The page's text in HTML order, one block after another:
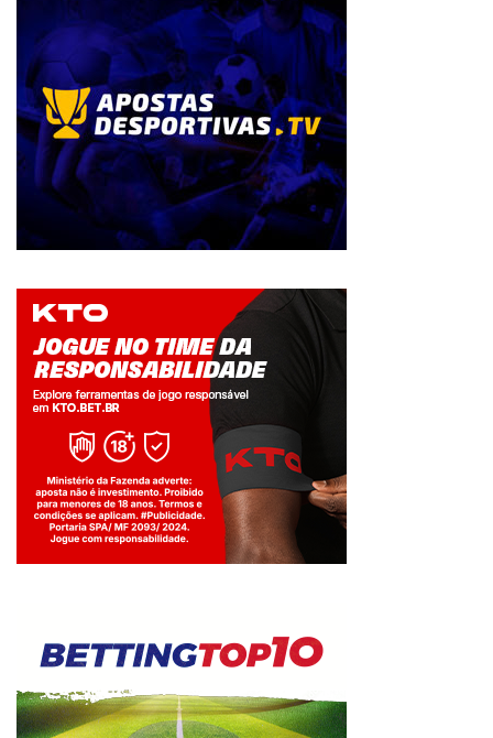
Jogue com responsabilidade. 18+